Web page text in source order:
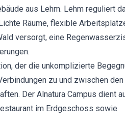
aus Lehm. Lehm reguliert
Räume, flexible
versorgt, eine
der die unkomplizierte
zu und zwischen den
Der Alnatura Campus dient
im Erdgeschoss sowie